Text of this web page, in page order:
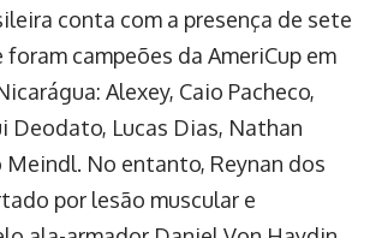
conta com a presença de sete
campeões da AmeriCup em
Alexey, Caio Pacheco,
Deodato, Lucas Dias, Nathan
Meindl. No entanto, Reynan dos
por lesão muscular e